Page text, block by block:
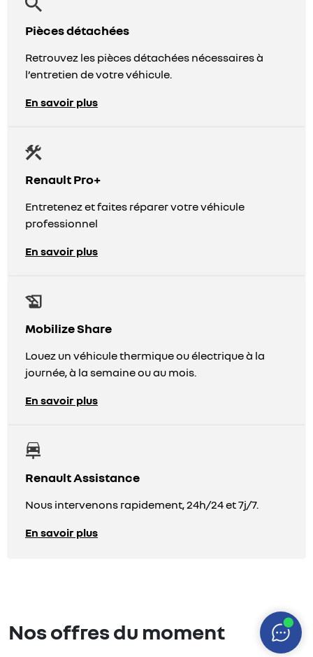
Pièces détachées
Retrouvez les pièces détachées nécessaires à
l’entretien de votre véhicule.
En savoir plus
Renault Pro+
Entretenez et faites réparer votre véhicule
professionnel
En savoir plus
Mobilize Share
Louez un véhicule thermique ou électrique à la
journée, à la semaine ou au mois.
En savoir plus
Renault Assistance
Nous intervenons rapidement, 24h/24 et 7j/7.
En savoir plus
Nos offres du moment